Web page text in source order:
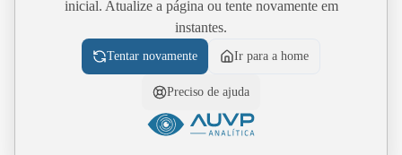
inicial. Atualize a página ou tente novamente em
instantes.
Tentar novamente Ir para a home
Preciso de ajuda